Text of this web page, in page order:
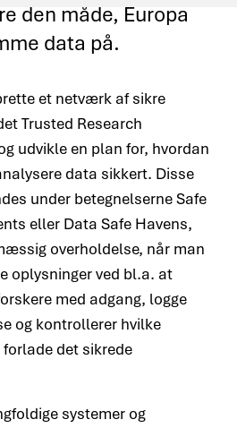
den måde, Europa
data på.
et netværk af sikre
Trusted Research
udvikle en plan for, hvordan
data sikkert. Disse
under betegnelserne Safe
eller Data Safe Havens,
overholdelse, når man
oplysninger ved bl.a. at
med adgang, logge
og kontrollerer hvilke
det sikrede
systemer og